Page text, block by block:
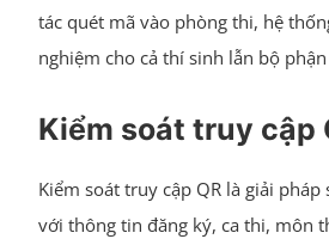
tác quét mã vào phòng thi, hệ
nghiệm cho cả thí sinh lẫn bộ
Kiểm soát truy cập
Kiểm soát truy cập QR là giải
với thông tin đăng ký, ca thi, môn